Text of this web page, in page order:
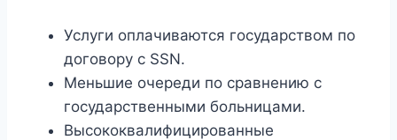
Услуги оплачиваются государством по
договору с SSN.
Меньшие очереди по сравнению с
государственными больницами.
Высококвалифицированные